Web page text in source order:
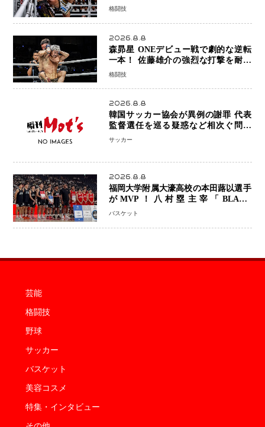
展開…涙の勝利「生まれてくる娘のた
格闘技
2026.8.8
森昴星 ONEデビュー戦で劇的な逆転
一本！ 佐藤雄介の強烈な打撃を耐え
抜き、リアネイキッドチョークで勝利
格闘技
2026.8.8
韓国サッカー協会が異例の謝罪 代表
監督選任を巡る疑惑など相次ぐ問題
「組織の刷新」誓う
サッカー
2026.8.8
福岡大学附属大濠高校の本田蕗以選手
がMVP！八村塁主宰「BLACK
SAMURAI SUMMIT 2026」で存在
なった」
バスケット
芸能
格闘技
野球
サッカー
バスケット
美容コスメ
特集・インタビュー